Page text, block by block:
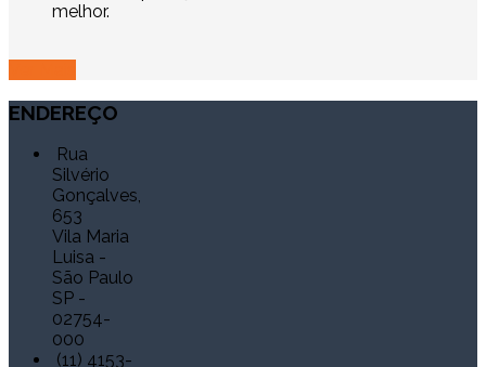
melhor.
ENDEREÇO
Rua
Silvério
Gonçalves,
653
Vila Maria
Luisa -
São Paulo
SP -
02754-
000
(11) 4153-